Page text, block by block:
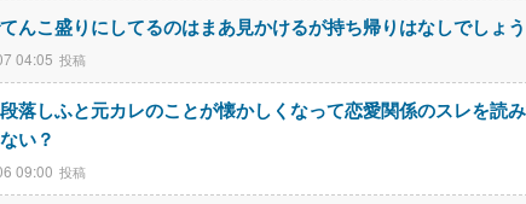
んこ盛りにしてるのはまあ見かけるが持ち帰りはなしでしょう
04:05
落しふと元カレのことが懐かしくなって恋愛関係のスレを
い？
09:00